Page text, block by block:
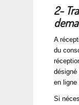
2-
A
du
en ligne
Si